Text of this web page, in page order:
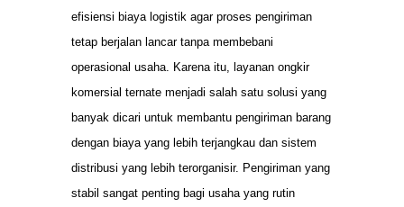
efisiensi biaya logistik agar proses pengiriman
tetap berjalan lancar tanpa membebani
operasional usaha. Karena itu, layanan ongkir
komersial ternate menjadi salah satu solusi yang
banyak dicari untuk membantu pengiriman barang
dengan biaya yang lebih terjangkau dan sistem
distribusi yang lebih terorganisir. Pengiriman yang
stabil sangat penting bagi usaha yang rutin